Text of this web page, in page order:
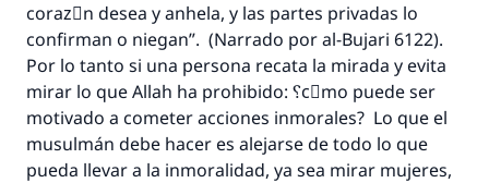
corazَn desea y anhela, y las partes privadas lo
confirman o niegan”. (Narrado por al-Bujari 6122).
Por lo tanto si una persona recata la mirada y evita
mirar lo que Allah ha prohibido: ؟cَmo puede ser
motivado a cometer acciones inmorales? Lo que el
musulmán debe hacer es alejarse de todo lo que
pueda llevar a la inmoralidad, ya sea mirar mujeres,